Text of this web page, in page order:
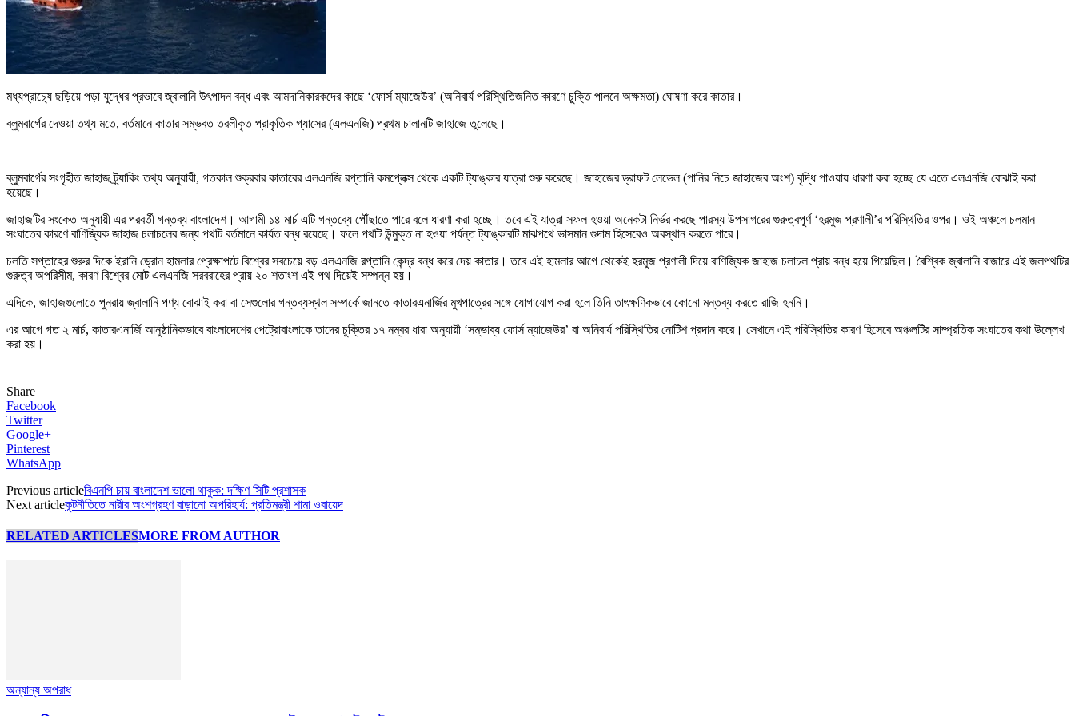
মধ্যপ্রাচ্যে ছড়িয়ে পড়া যুদ্ধের প্রভাবে জ্বালানি উৎপাদন বন্ধ এবং আমদানিকারকদের কাছে ‌‘ফোর্স ম্যাজেউর’ (অনিবার্য পরিস্থিতিজনিত কারণে চুক্তি পালনে অক্ষমতা) ঘোষণা করে কাতার।
ব্লুমবার্গের দেওয়া তথ্য মতে, বর্তমানে কাতার সম্ভবত তরলীকৃত প্রাকৃতিক গ্যাসের (এলএনজি) প্রথম চালানটি জাহাজে তুলেছে।
ব্লুমবার্গের সংগৃহীত জাহাজ ট্র্যাকিং তথ্য অনুযায়ী, গতকাল শুক্রবার কাতারের এলএনজি রপ্তানি কমপ্লেক্স থেকে একটি ট্যাঙ্কার যাত্রা শুরু করেছে। জাহাজের ড্রাফট লেভেল (পানির নিচে জাহাজের অংশ) বৃদ্ধি পাওয়ায় ধারণা করা হচ্ছে যে এতে এলএনজি বোঝাই করা
হয়েছে।
জাহাজটির সংকেত অনুযায়ী এর পরবর্তী গন্তব্য বাংলাদেশ। আগামী ১৪ মার্চ এটি গন্তব্যে পৌঁছাতে পারে বলে ধারণা করা হচ্ছে। তবে এই যাত্রা সফল হওয়া অনেকটা নির্ভর করছে পারস্য উপসাগরের গুরুত্বপূর্ণ ‘হরমুজ প্রণালী’র পরিস্থিতির ওপর। ওই অঞ্চলে চলমান
সংঘাতের কারণে বাণিজ্যিক জাহাজ চলাচলের জন্য পথটি বর্তমানে কার্যত বন্ধ রয়েছে। ফলে পথটি উন্মুক্ত না হওয়া পর্যন্ত ট্যাঙ্কারটি মাঝপথে ভাসমান গুদাম হিসেবেও অবস্থান করতে পারে।
চলতি সপ্তাহের শুরুর দিকে ইরানি ড্রোন হামলার প্রেক্ষাপটে বিশ্বের সবচেয়ে বড় এলএনজি রপ্তানি কেন্দ্র বন্ধ করে দেয় কাতার। তবে এই হামলার আগে থেকেই হরমুজ প্রণালী দিয়ে বাণিজ্যিক জাহাজ চলাচল প্রায় বন্ধ হয়ে গিয়েছিল। বৈশ্বিক জ্বালানি বাজারে এই জলপথটির
গুরুত্ব অপরিসীম, কারণ বিশ্বের মোট এলএনজি সরবরাহের প্রায় ২০ শতাংশ এই পথ দিয়েই সম্পন্ন হয়।
এদিকে, জাহাজগুলোতে পুনরায় জ্বালানি পণ্য বোঝাই করা বা সেগুলোর গন্তব্যস্থল সম্পর্কে জানতে কাতারএনার্জির মুখপাত্রের সঙ্গে যোগাযোগ করা হলে তিনি তাৎক্ষণিকভাবে কোনো মন্তব্য করতে রাজি হননি।
এর আগে গত ২ মার্চ, কাতারএনার্জি আনুষ্ঠানিকভাবে বাংলাদেশের পেট্রোবাংলাকে তাদের চুক্তির ১৭ নম্বর ধারা অনুযায়ী ‘সম্ভাব্য ফোর্স ম্যাজেউর’ বা অনিবার্য পরিস্থিতির নোটিশ প্রদান করে। সেখানে এই পরিস্থিতির কারণ হিসেবে অঞ্চলটির সাম্প্রতিক সংঘাতের কথা উল্লেখ
করা হয়।
Share
Facebook
Twitter
Google+
Pinterest
WhatsApp
Previous articleবিএনপি চায় বাংলাদেশ ভালো থাকুক: দক্ষিণ সিটি প্রশাসক
Next articleকূটনীতিতে নারীর অংশগ্রহণ বাড়ানো অপরিহার্য: প্রতিমন্ত্রী শামা ওবায়েদ
RELATED ARTICLESMORE FROM AUTHOR
অন্যান্য অপরাধ